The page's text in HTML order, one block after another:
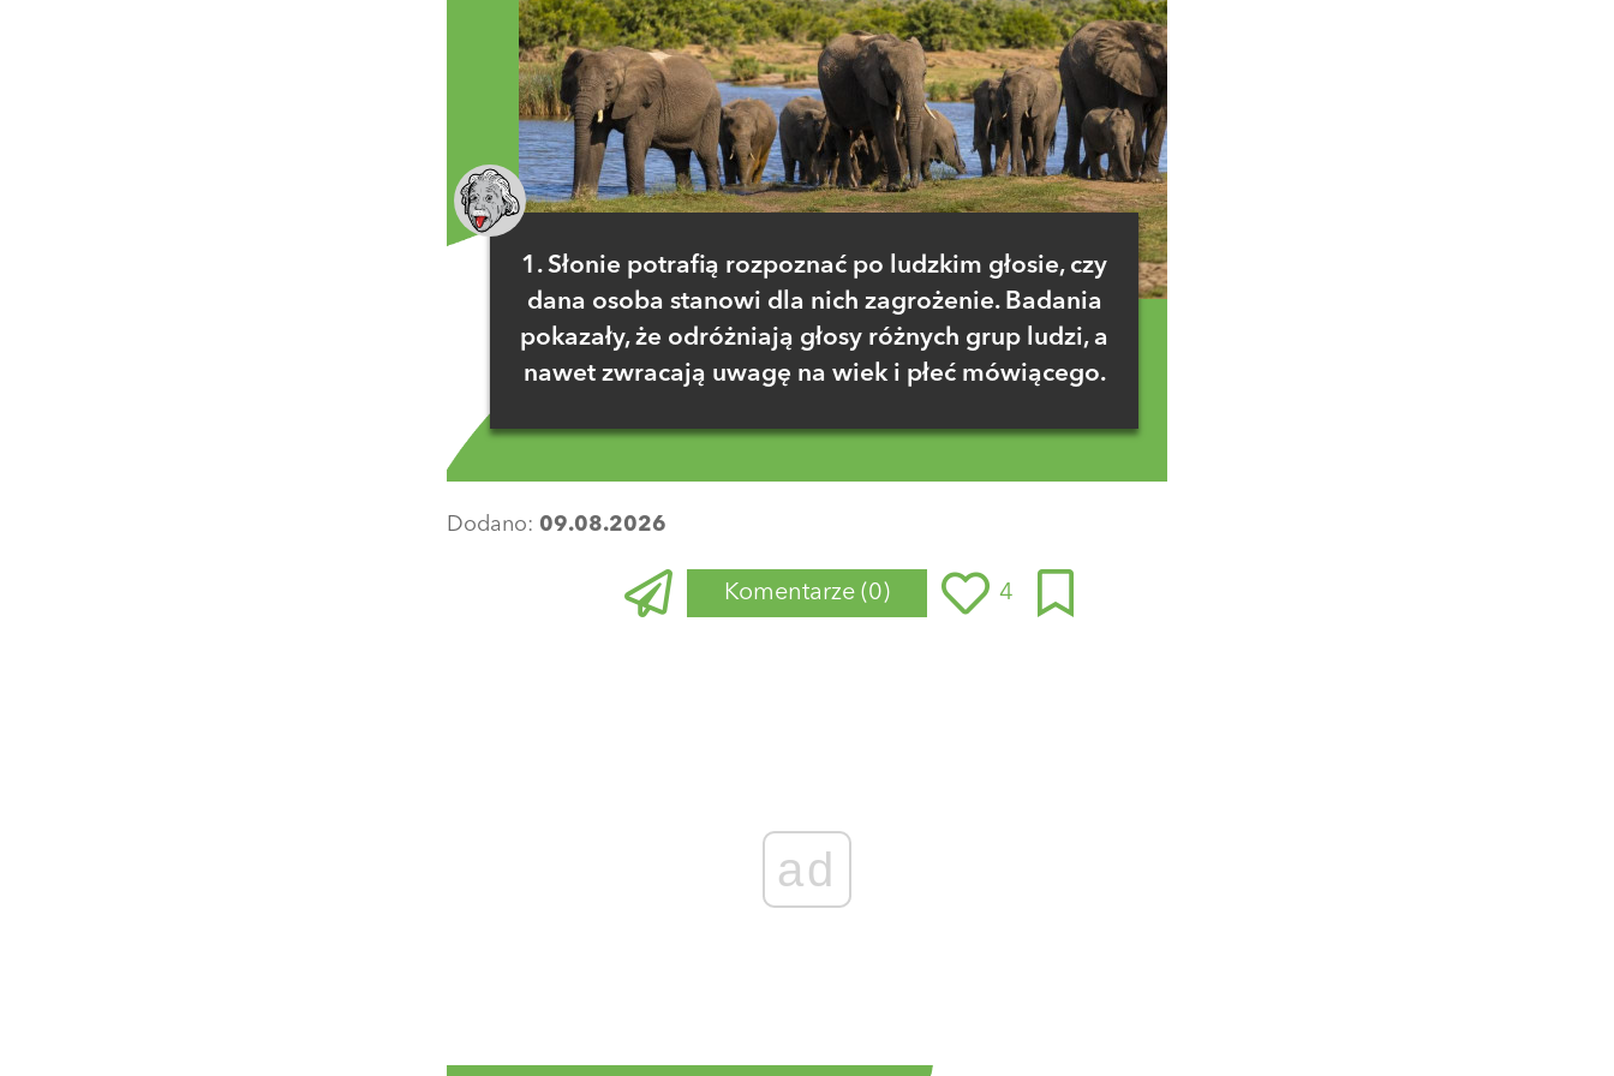
1. Słonie potrafią rozpoznać po ludzkim głosie, czy
dana osoba stanowi dla nich zagrożenie. Badania
pokazały, że odróżniają głosy różnych grup ludzi, a
nawet zwracają uwagę na wiek i płeć mówiącego.
Dodano: 09.08.2026
Komentarze (0) 4
ad